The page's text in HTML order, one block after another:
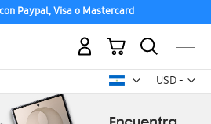
Paypal, Visa o Mastercard
USD -
dólar
Mi carrito